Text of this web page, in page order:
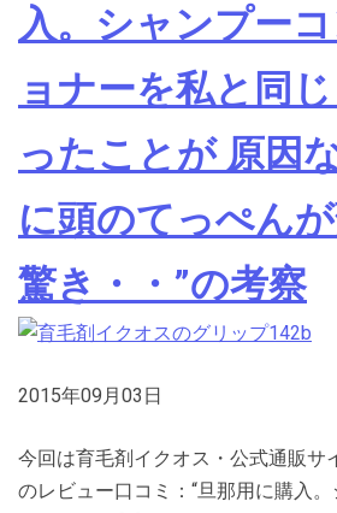
入。シャンプー
ョナーを私と同
ったことが 原因
に頭のてっぺん
驚き・・”の考察
2015年09月03日
今回は育毛剤イクオス・公式通販サ
のレビュー口コミ：“旦那用に購入